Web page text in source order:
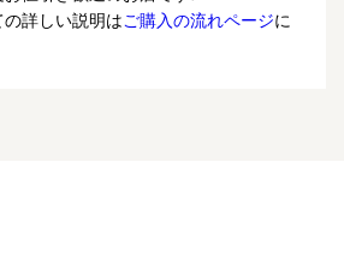
詳しい説明はご購入の流れページに